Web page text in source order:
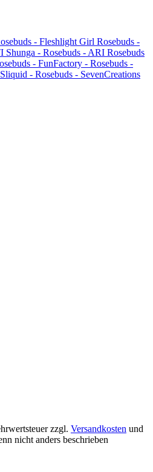
- Fleshlight Girl Rosebuds -
Shunga - Rosebuds - ARI Rosebuds
- FunFactory - Rosebuds -
Sliquid - Rosebuds - SevenCreations
zzgl. Versandkosten und
nicht anders beschrieben